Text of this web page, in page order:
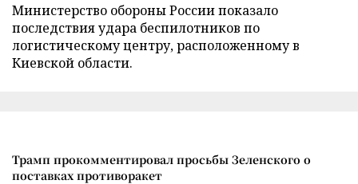
Министерство обороны России показало
последствия удара беспилотников по
логистическому центру, расположенному в
Киевской области.
Трамп прокомментировал просьбы Зеленского о
поставках противоракет